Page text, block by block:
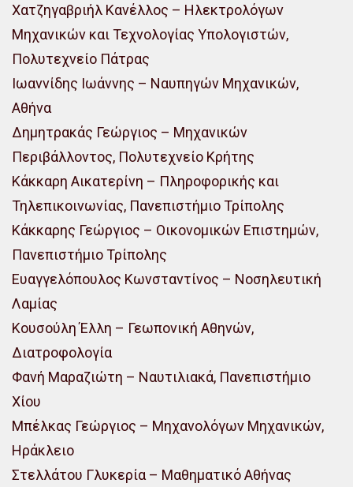
Χατζηγαβριήλ Κανέλλος – Ηλεκτρολόγων
Μηχανικών και Τεχνολογίας Υπολογιστών,
Πολυτεχνείο Πάτρας
Ιωαννίδης Ιωάννης – Ναυπηγών Μηχανικών,
Αθήνα
Δημητρακάς Γεώργιος – Μηχανικών
Περιβάλλοντος, Πολυτεχνείο Κρήτης
Κάκκαρη Αικατερίνη – Πληροφορικής και
Τηλεπικοινωνίας, Πανεπιστήμιο Τρίπολης
Κάκκαρης Γεώργιος – Οικονομικών Επιστημών,
Πανεπιστήμιο Τρίπολης
Ευαγγελόπουλος Κωνσταντίνος – Νοσηλευτική
Λαμίας
Κουσούλη Έλλη – Γεωπονική Αθηνών,
Διατροφολογία
Φανή Μαραζιώτη – Ναυτιλιακά, Πανεπιστήμιο
Χίου
Μπέλκας Γεώργιος – Μηχανολόγων Μηχανικών,
Ηράκλειο
Στελλάτου Γλυκερία – Μαθηματικό Αθήνας